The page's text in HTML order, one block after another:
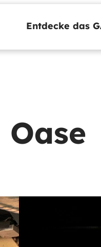
Entdecke das
Oase